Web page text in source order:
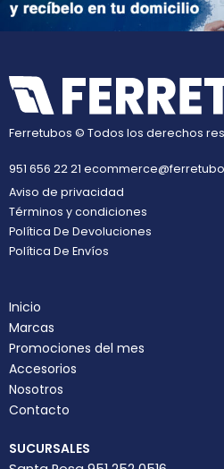
Ferretubos © Todos los derechos
951 656 22 21
Aviso de privacidad
Términos y condiciones
Política De Devoluciones
Política De Envíos
Inicio
Marcas
Promociones del mes
Accesorios
Nosotros
Contacto
SUCURSALES